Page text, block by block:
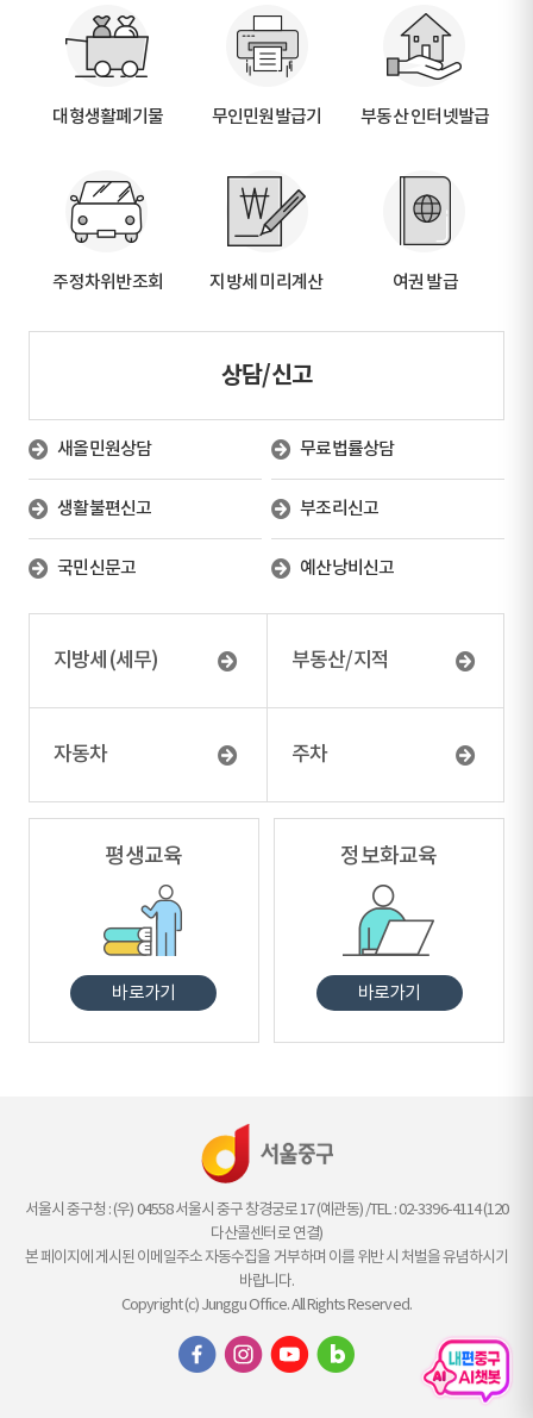
대형생활폐기물 무인민원발급기 부동산 인터넷발급
주정차위반조회 지방세 미리계산 여권 발급
상담/신고
새올민원상담 무료법률상담
생활불편신고 부조리신고
국민신문고 예산낭비신고
지방세(세무) 부동산/지적
자동차 주차
평생교육
바로가기
정보화교육
바로가기
서울시 중구청 : (우) 04558 서울시 중구 창경궁로 17 (예관동) /TEL : 02-3396-4114 (120
다산콜센터로 연결)
본 페이지에 게시된 이메일주소 자동수집을 거부하며 이를 위반 시 처벌을 유념하시기
바랍니다.
Copyright (c) Junggu Office. All Rights Reserved.